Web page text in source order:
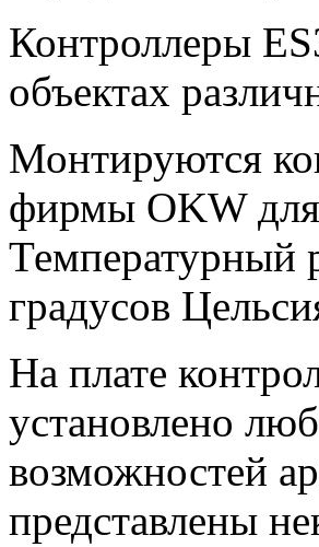
Контроллеры
объектах
Монтируются
фирмы OKW
Температурный
градусов
На плате
установлено
возможностей
представлены